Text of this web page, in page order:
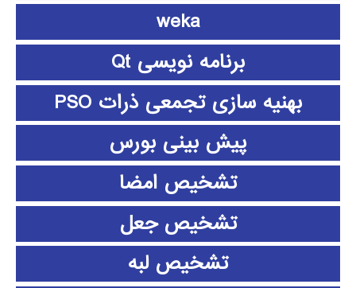
weka
برنامه نویسی Qt
بهنیه سازی تجمعی ذرات PSO
پیش بینی بورس
تشخیص امضا
تشخیص جعل
تشخیص لبه